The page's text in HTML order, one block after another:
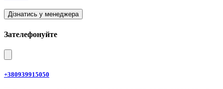
Дізнатись у менеджера
Зателефонуйте
+380939915050